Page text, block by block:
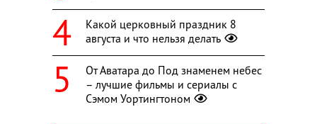
Какой церковный праздник 8
августа и что нельзя делать
От Аватара до Под знаменем небес
– лучшие фильмы и сериалы с
Сэмом Уортингтоном